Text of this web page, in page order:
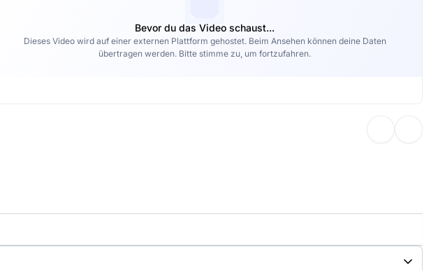
Bevor du das Video schaust...
Dieses Video wird auf einer externen Plattform gehostet. Beim Ansehen können deine Daten
übertragen werden. Bitte stimme zu, um fortzufahren.